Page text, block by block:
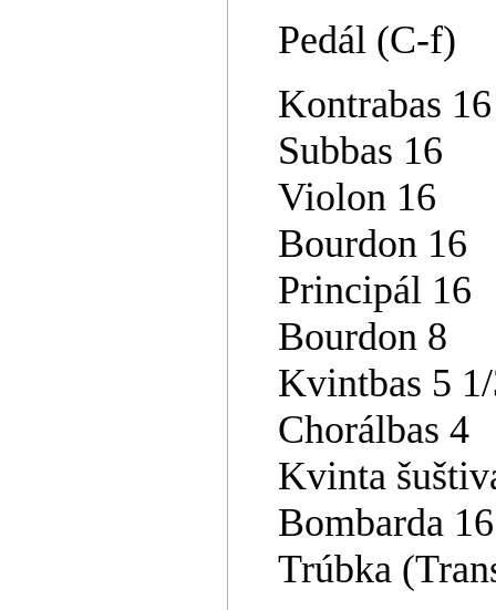
Pedál (C-f)
Kontrabas 16
Subbas 16
Violon 16
Bourdon 16
Principál 16
Bourdon 8
Kvintbas 5
Chorálbas 4
Kvinta
Bombarda
Trúbka